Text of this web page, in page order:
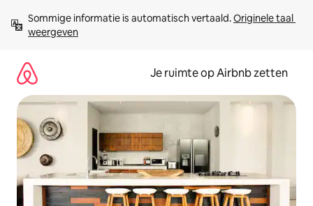
direct
naar
Sommige informatie is automatisch vertaald. Originele taal
weergeven
Je ruimte op Airbnb zetten